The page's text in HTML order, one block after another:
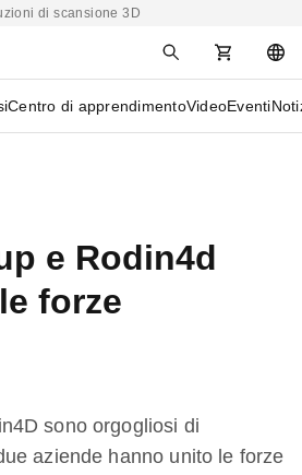
di scansione 3D
Centro di apprendimentoVideoEventi
e Rodin4d
forze
sono orgogliosi di
aziende hanno unito le forze